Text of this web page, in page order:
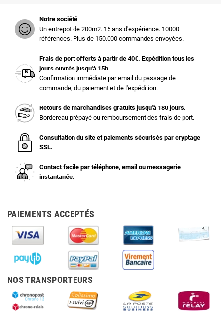
Notre société
Un entrepot de 200m2. 15 ans d'expérience. 10000
références. Plus de 150.000 commandes envoyées.
Frais de port offerts à partir de 40€. Expédition tous les
jours ouvrés jusqu'à 15h.
Confirmation immédiate par email du passage de
commande, du paiement et de l'expédition.
Retours de marchandises gratuits jusqu'à 180 jours.
Bordereau prépayé ou remboursement des frais de port.
Consultation du site et paiements sécurisés par cryptage
SSL.
Contact facile par téléphone, email ou messagerie
instantanée.
PAIEMENTS ACCEPTÉS
NOS TRANSPORTEURS